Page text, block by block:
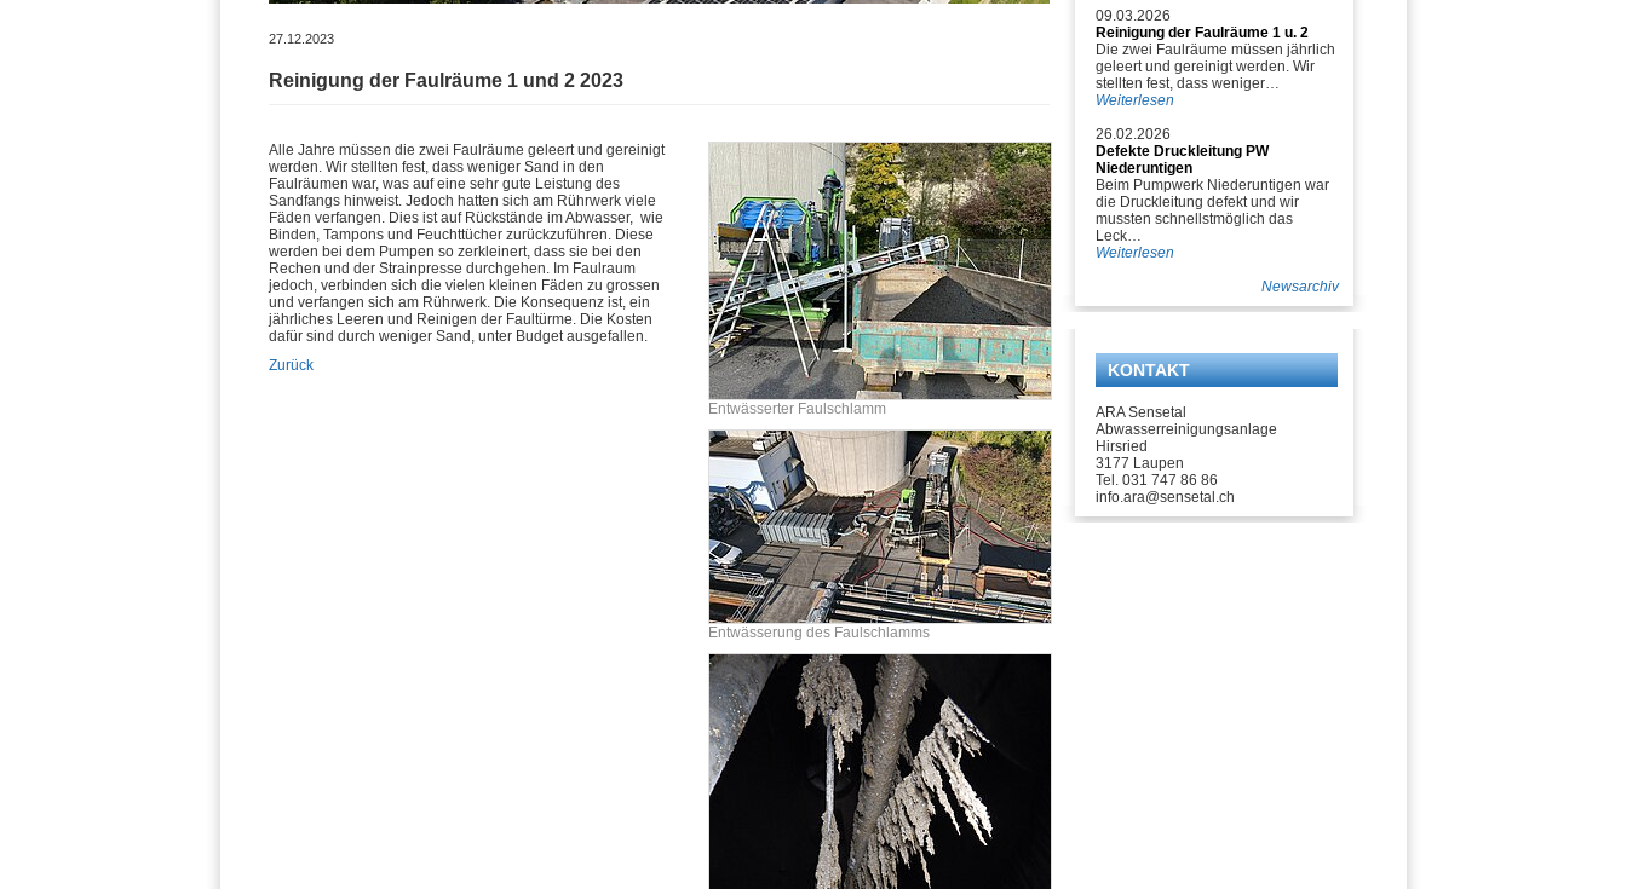
27.12.2023
Reinigung der Faulräume 1 und 2 2023
Entwässerter Faulschlamm
Entwässerung des Faulschlamms
Alle Jahre müssen die zwei Faulräume geleert und gereinigt
werden. Wir stellten fest, dass weniger Sand in den
Faulräumen war, was auf eine sehr gute Leistung des
Sandfangs hinweist. Jedoch hatten sich am Rührwerk viele
Fäden verfangen. Dies ist auf Rückstände im Abwasser, wie
Binden, Tampons und Feuchttücher zurückzuführen. Diese
werden bei dem Pumpen so zerkleinert, dass sie bei den
Rechen und der Strainpresse durchgehen. Im Faulraum
jedoch, verbinden sich die vielen kleinen Fäden zu grossen
und verfangen sich am Rührwerk. Die Konsequenz ist, ein
jährliches Leeren und Reinigen der Faultürme. Die Kosten
dafür sind durch weniger Sand, unter Budget ausgefallen.
Zurück
09.03.2026
Reinigung der Faulräume 1 u. 2
Die zwei Faulräume müssen jährlich
geleert und gereinigt werden. Wir
stellten fest, dass weniger…
Weiterlesen
26.02.2026
Defekte Druckleitung PW
Niederuntigen
Beim Pumpwerk Niederuntigen war
die Druckleitung defekt und wir
mussten schnellstmöglich das
Leck…
Weiterlesen
Newsarchiv
KONTAKT
ARA Sensetal
Abwasserreinigungsanlage
Hirsried
3177 Laupen
Tel. 031 747 86 86
info.ara@sensetal.ch